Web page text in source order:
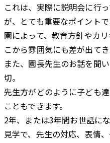
これは、実際に説明会に行
が、とても重要なポイントで
園によって、教育方針やカ
こから雰囲気にも差が出てき
また、園長先生のお話を聞
切。
先生方がどのように子ども
こともできます。
2年、または3年間お世話にな
見学で、先生の対応、表情